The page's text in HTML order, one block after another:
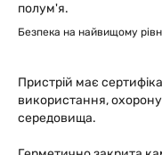
полум'я.
Безпека на найвищому
Пристрій має
використання,
середовища.